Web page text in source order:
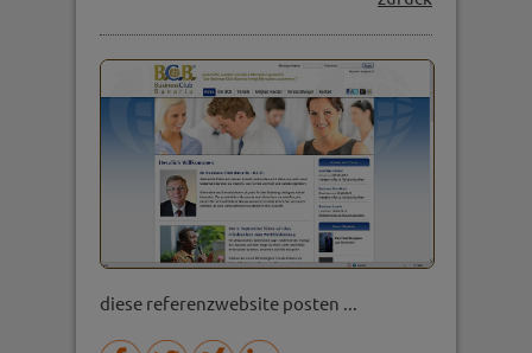
diese referenzwebsite posten ...